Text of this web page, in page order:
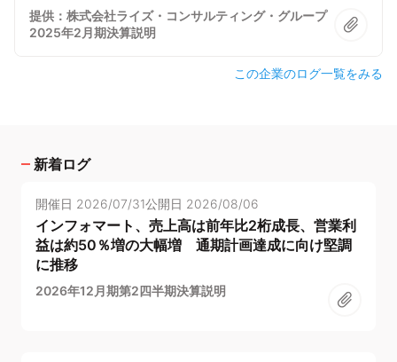
提供：株式会社ライズ・コンサルティング・グループ
2025年2月期決算説明
この企業のログ一覧をみる
新着ログ
開催日 2026/07/31公開日 2026/08/06
インフォマート、売上高は前年比2桁成長、営業利
益は約50％増の大幅増 通期計画達成に向け堅調
に推移
2026年12月期第2四半期決算説明